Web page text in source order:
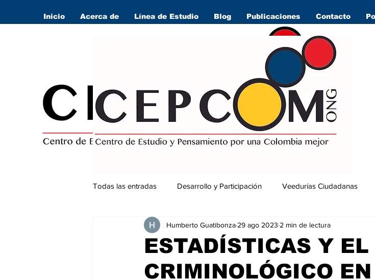
Inicio Acerca de Línea de Estudio Blog Publicaciones Contacto
Todas las entradas Desarrollo y Participación Veedurías Ciudadanas
Seguridad Ciudadana
ESTADÍSTICAS Y
CRIMINOLÓGICO
Humberto Guatibonza 29 ago 2023 2 min de lectura